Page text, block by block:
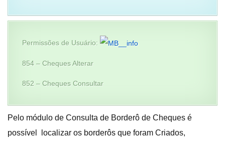
Permissões de Usuário:
854 – Cheques Alterar
852 – Cheques Consultar
Pelo módulo de Consulta de Borderô de Cheques é
possível localizar os borderôs que foram Criados,